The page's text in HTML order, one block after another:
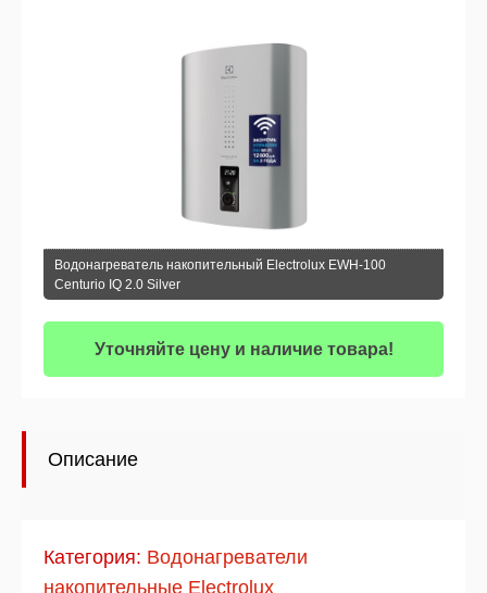
Водонагреватель накопительный Electrolux EWH-100
Centurio IQ 2.0 Silver
Уточняйте цену и наличие товара!
Описание
Категория: Водонагреватели
накопительные Electrolux